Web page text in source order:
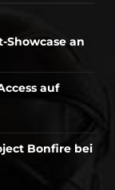
an
auf
Bonfire bei